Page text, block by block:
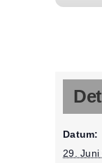
Datum:
29. Juni